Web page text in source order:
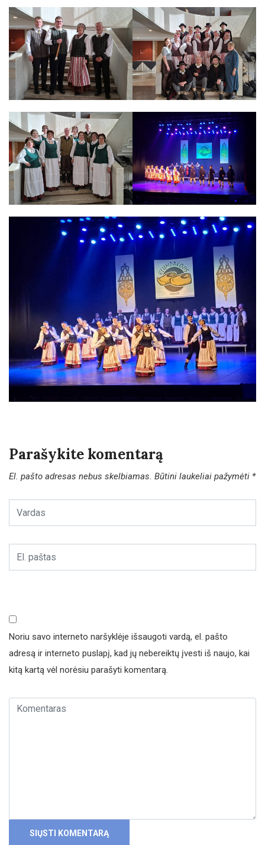
Parašykite komentarą
El. pašto adresas nebus skelbiamas. Būtini laukeliai pažymėti *
Noriu savo interneto naršyklėje išsaugoti vardą, el. pašto
adresą ir interneto puslapį, kad jų nebereiktų įvesti iš naujo, kai
kitą kartą vėl norėsiu parašyti komentarą.